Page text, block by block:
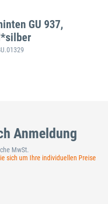
GU 937,
Anmeldung
MwSt.
sich um Ihre individuellen Preise